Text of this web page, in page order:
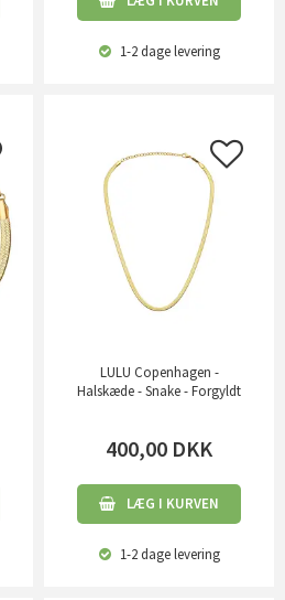
1-2 dagelevering
LULU Copenhagen -
Halskæde - Snake - Forgyldt
400,00 DKK
LÆG I KURVEN
1-2 dagelevering